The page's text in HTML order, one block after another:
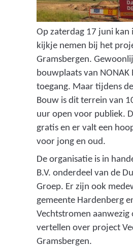
Op zaterdag 17 juni kan
kijkje nemen bij het
Gramsbergen.
bouwplaats van NONAK
toegang. Maar tijdens
Bouw is dit terrein van
uur open voor publiek.
gratis en er valt een
voor jong en oud.
De organisatie is in
B.V. onderdeel van de
Groep. Er zijn ook
gemeente Hardenberg
Vechtstromen aanwezig
vertellen over project
Gramsbergen.